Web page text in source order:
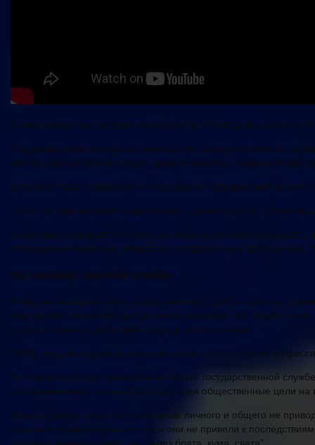
В этом случае все выходит из-под контроля: владелец
Под конфликтом интересов понимается обширная область
членов определенной секции, даже в семейных
В теории права напрямую не указывается юридический
Они при этом не могут существовать одновременно,
Википедия определяет термин как личную
сотрудникам компании, обществу, определенным группам лиц,
На государственной службе
Конфликт интересов на государственной службе –
определяет принятие определенных действий или
государственного работника определяется личным.
! МВД — правоохранительная деятельность: что это за
Что такое конфликт интересов на любой государственной
соображениями о частной выгоде, ставя общественные цели
Даже ситуация, когда сопоставление личного и общего не
практика, правонарушения, если они не привели к